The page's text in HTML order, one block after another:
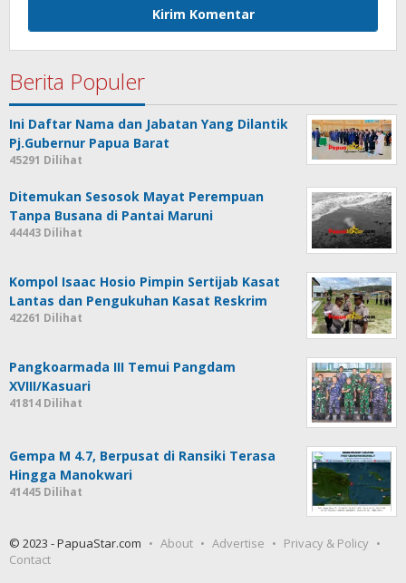
Berita Populer
Ini Daftar Nama dan Jabatan Yang Dilantik
Pj.Gubernur Papua Barat
45291 Dilihat
Ditemukan Sesosok Mayat Perempuan
Tanpa Busana di Pantai Maruni
44443 Dilihat
Kompol Isaac Hosio Pimpin Sertijab Kasat
Lantas dan Pengukuhan Kasat Reskrim
42261 Dilihat
Pangkoarmada III Temui Pangdam
XVIII/Kasuari
41814 Dilihat
Gempa M 4.7, Berpusat di Ransiki Terasa
Hingga Manokwari
41445 Dilihat
© 2023 - PapuaStar.com About Advertise
Privacy & Policy
Contact